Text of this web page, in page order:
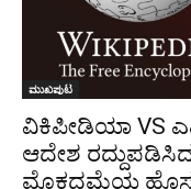
ಮುಖಪುಟ
ವಿಕಿಪೀಡಿಯಾ VS
ಆದೇಶ
ಮೊಕದ್ದಮೆಯ